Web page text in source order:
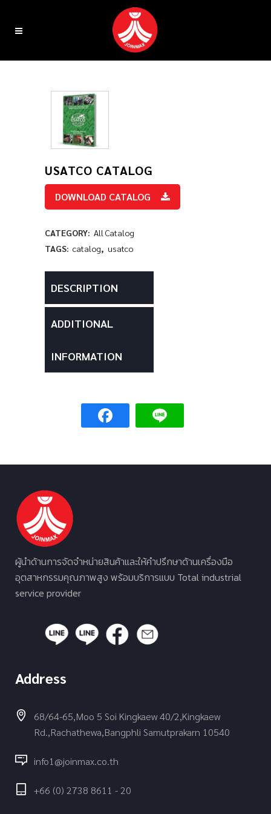
USATCO CATALOG
DOWNLOAD CATALOG
CATEGORY: All Catalog
TAGS: catalog, usatco
DESCRIPTION
ADDITIONAL
INFORMATION
ผู้นำด้านการจัดจำหน่ายสินค้าและให้คำปรึกษาด้านเครื่องมือ
อุตสาหกรรมคุณภาพสูง พร้อมบริการแบบ Total industrial
service provider
Address
68/64-65,Moo 5 Soi Kingkaew 40/2,Kingkaew
Rd.,Rachathewa,Bangphli Samutprakarn 10540
info1@joinmax.co.th
+66 (0) 2738 8611 - 20